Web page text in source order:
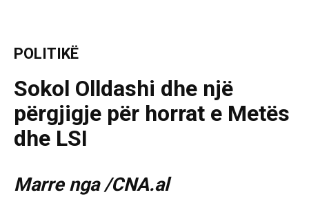
POLITIKË
Sokol Olldashi dhe një
përgjigje për horrat e Metës
dhe LSI
Marre nga/CNA.al